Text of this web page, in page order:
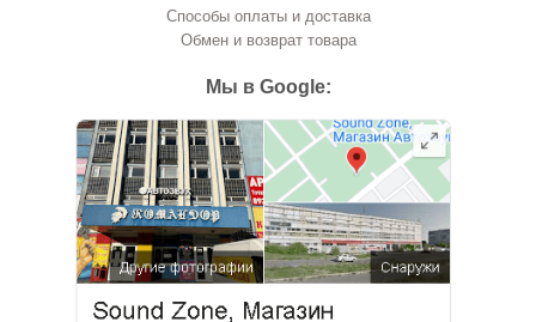
Способы оплаты и доставка
Обмен и возврат товара
Мы в Google: